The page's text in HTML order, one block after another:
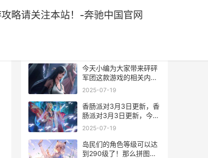
略请关注本站！-奔驰中国官网
今天小编为大家带来砰砰
军团这款游戏的相关内容
了，感兴趣的小伙伴们一
请关注本站！
2025-07-19
香肠派对3月3日更新，香
肠派对3月3日更新，今天
香肠派对修复了15个
的隐身bug。那么究竟修
复了哪些内容呢？下面快
2025-07-19
岛民们的角色等级可以达
到290级了！那么拼图属